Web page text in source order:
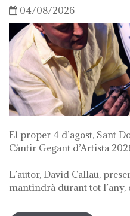
04/08/2026
El proper 4 d’agost, Sant
Càntir Gegant d’Artista
L’autor, David Callau,
mantindrà durant tot l’any,